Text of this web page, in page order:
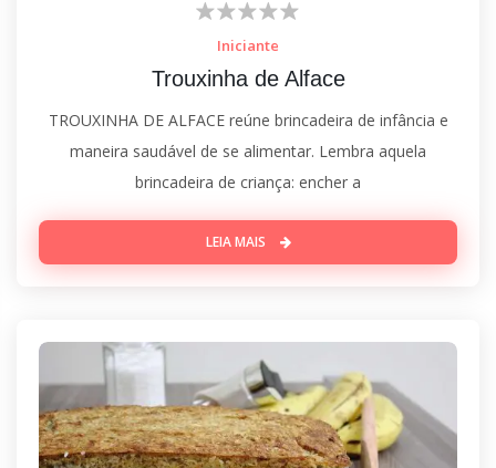
Iniciante
Trouxinha de Alface
TROUXINHA DE ALFACE reúne brincadeira de infância e
maneira saudável de se alimentar. Lembra aquela
brincadeira de criança: encher a
LEIA MAIS